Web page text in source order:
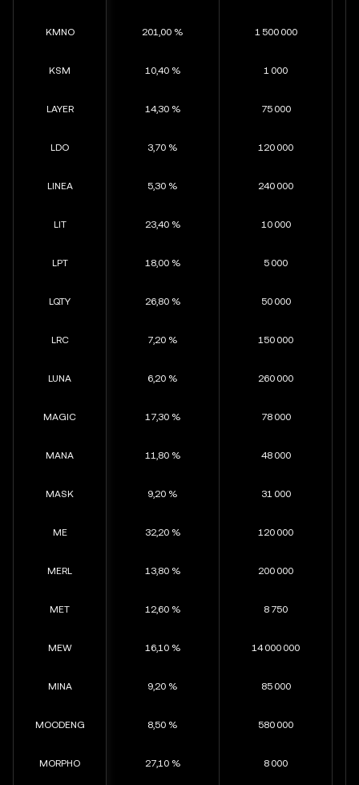
KMNO
KSM
LAYER
LDO
LINEA
LIT
LPT
LQTY
LRC
LUNA
MAGIC
MANA
MASK
ME
MERL
MET
MEW
MINA
MOODENG
MORPHO
201,00 % 1 500 000
10,40 % 1 000
14,30 % 75 000
3,70 % 120 000
5,30 % 240 000
23,40 % 10 000
18,00 % 5 000
26,80 % 50 000
7,20 % 150 000
6,20 % 260 000
17,30 % 78 000
11,80 % 48 000
9,20 % 31 000
32,20 % 120 000
13,80 % 200 000
12,60 % 8 750
16,10 % 14 000 000
9,20 % 85 000
8,50 % 580 000
27,10 % 8 000